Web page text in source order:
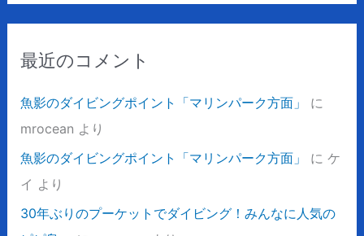
最近のコメント
魚影のダイビングポイント「マリンパーク方面」
に
mrocean より
魚影のダイビングポイント「マリンパーク方面」
に ケ
イ より
30年ぶりのプーケットでダイビング！みんなに人気の